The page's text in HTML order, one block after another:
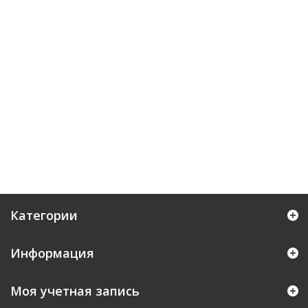
Категории
Информация
Моя учетная запись